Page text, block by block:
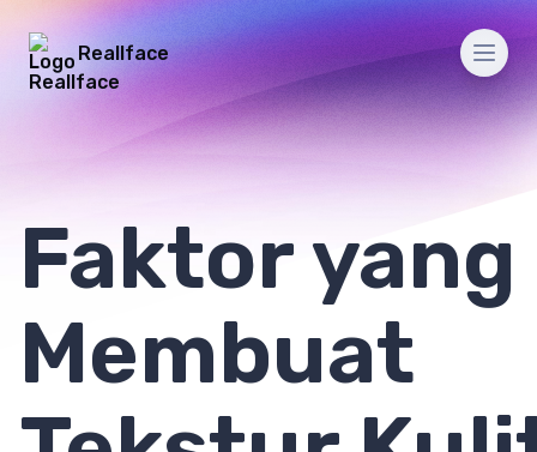
Reallface
Faktor yang
Membuat